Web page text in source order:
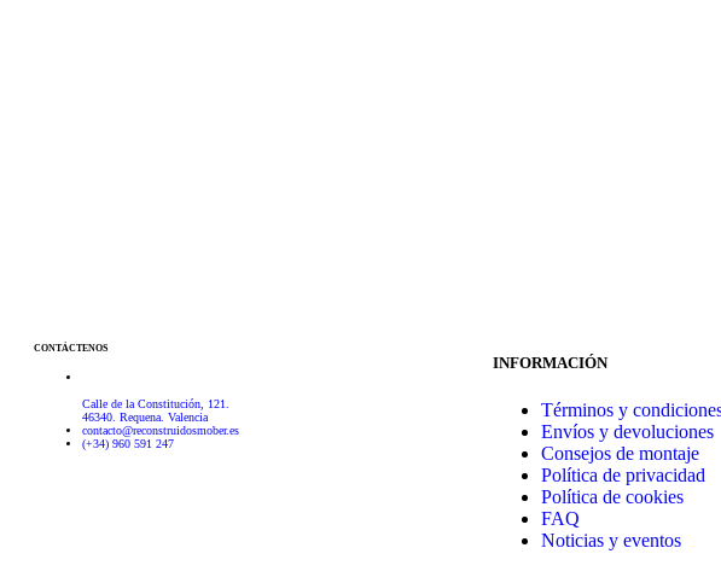
CONTÁCTENOS
Calle de la Constitución, 121.
46340. Requena. Valencia
contacto@reconstruidosmober.es
(+34) 960 591 247
INFORMACIÓN
Términos y
Envíos y devoluciones
Consejos de montaje
Política de privacidad
Política de cookies
FAQ
Noticias y eventos